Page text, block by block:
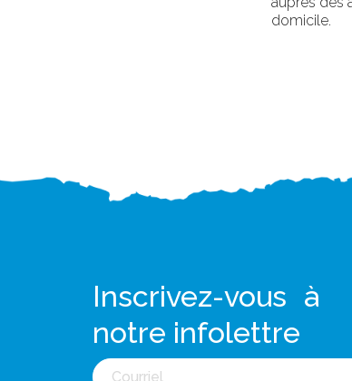
domicile.
Inscrivez-vous à
notre infolettre
Courriel